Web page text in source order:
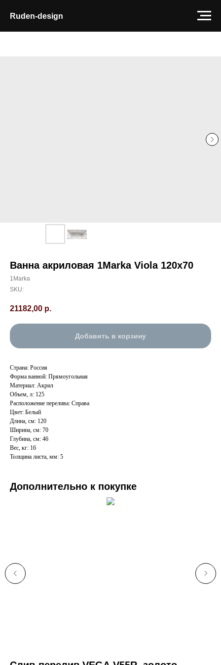
Ruden-design
Ванна акриловая 1Marka Viola 120х70
1Marka
SKU:
21182,00 р.
Добавить в корзину
Страна: Россия
Форма ванной: Прямоугольная
Материал: Акрил
Объем, л: 125
Расположение перелива: Справа
Цвет: Белый
Длина, см: 120
Ширина, см: 70
Глубина, см: 46
Вес, кг: 16
Толщина листа, мм: 5
Дополнительно к покупке